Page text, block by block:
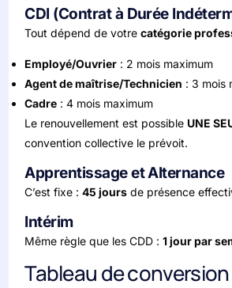
CDI (Contrat à Durée
Tout dépend de votrecatégorie
Employé/Ouvrier : 2 mois maximum
Agent de maîtrise/Technicien : 3 mois
Cadre : 4 mois maximum
Le renouvellement est possible UNE
convention collective le prévoit.
Apprentissage et Alternance
C’est fixe :45 jours de présence
Intérim
Même règle que les CDD :1 jour par
Tableau de